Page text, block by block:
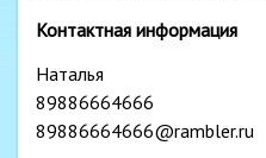
Контактная информация
Наталья
89886664666
89886664666@rambler.ru